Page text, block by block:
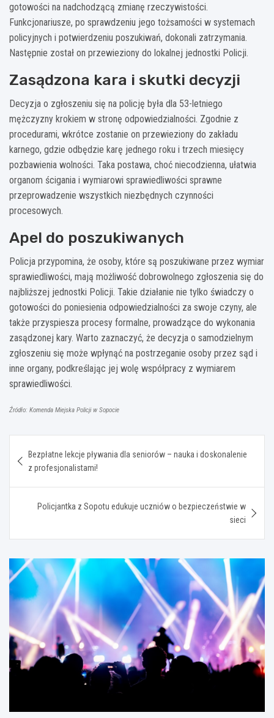
gotowości na nadchodzącą zmianę rzeczywistości.
Funkcjonariusze, po sprawdzeniu jego tożsamości w systemach
policyjnych i potwierdzeniu poszukiwań, dokonali zatrzymania.
Następnie został on przewieziony do lokalnej jednostki Policji.
Zasądzona kara i skutki decyzji
Decyzja o zgłoszeniu się na policję była dla 53-letniego
mężczyzny krokiem w stronę odpowiedzialności. Zgodnie z
procedurami, wkrótce zostanie on przewieziony do zakładu
karnego, gdzie odbędzie karę jednego roku i trzech miesięcy
pozbawienia wolności. Taka postawa, choć niecodzienna, ułatwia
organom ścigania i wymiarowi sprawiedliwości sprawne
przeprowadzenie wszystkich niezbędnych czynności
procesowych.
Apel do poszukiwanych
Policja przypomina, że osoby, które są poszukiwane przez wymiar
sprawiedliwości, mają możliwość dobrowolnego zgłoszenia się do
najbliższej jednostki Policji. Takie działanie nie tylko świadczy o
gotowości do poniesienia odpowiedzialności za swoje czyny, ale
także przyspiesza procesy formalne, prowadzące do wykonania
zasądzonej kary. Warto zaznaczyć, że decyzja o samodzielnym
zgłoszeniu się może wpłynąć na postrzeganie osoby przez sąd i
inne organy, podkreślając jej wolę współpracy z wymiarem
sprawiedliwości.
Źródło: Komenda Miejska Policji w Sopocie
wpisu
Bezpłatne lekcje pływania dla seniorów – nauka i doskonalenie
z profesjonalistami!
Policjantka z Sopotu edukuje uczniów o bezpieczeństwie w
sieci